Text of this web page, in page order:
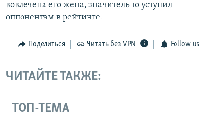
вовлечена его жена, значительно уступил
оппонентам в рейтинге.
Поделиться Читать без VPN Follow us
ЧИТАЙТЕ ТАКЖЕ:
ТОП-ТЕМА